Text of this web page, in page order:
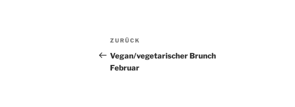
Beitragsnavigation
Vorheriger
Beitrag
ZURÜCK
Vegan/vegetarischer Brunch
Februar